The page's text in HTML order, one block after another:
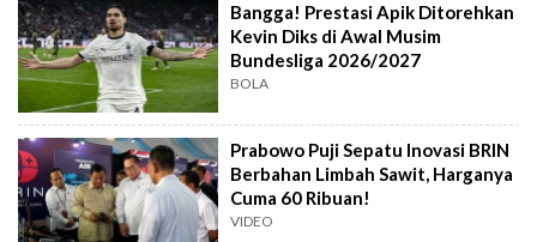
Bangga! Prestasi Apik Ditorehkan
Kevin Diks di Awal Musim
Bundesliga 2026/2027
BOLA
Prabowo Puji Sepatu Inovasi BRIN
Berbahan Limbah Sawit, Harganya
Cuma 60 Ribuan!
VIDEO